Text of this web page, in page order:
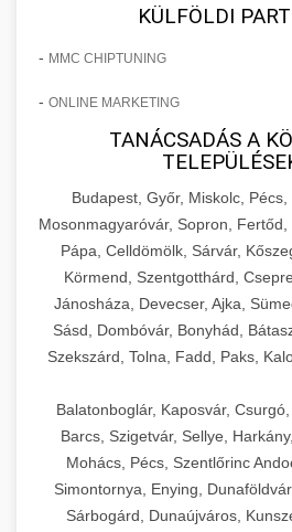
KÜLFÖLDI
- MMC CHIPTUNING
- ONLINE MARKETING
TANÁCSADÁS A
Budapest, Győr, Miskolc,
Mosonmagyaróvár, Sopron, Fertőd,
Pápa, Celldömölk, Sárvár,
Körmend, Szentgotthárd,
Jánosháza, Devecser, Ajka,
Sásd, Dombóvár, Bonyhád,
Szekszárd, Tolna, Fadd, Paks,
Balatonboglár, Kaposvár,
Barcs, Szigetvár, Sellye,
Mohács, Pécs, Szentlőrinc
Simontornya, Enying,
Sárbogárd, Dunaújváros,